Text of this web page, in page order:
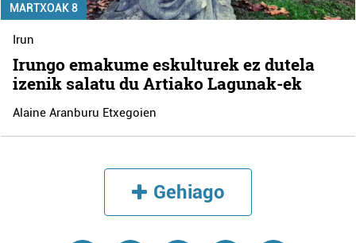
MARTXOAK 8
Irun
Irungo emakume eskulturek ez dutela
izenik salatu du Artiako Lagunak-ek
Alaine Aranburu Etxegoien
Gehiago